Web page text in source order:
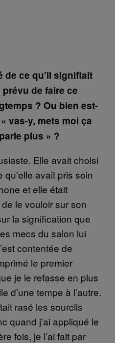
de ce qu’il signifiait
de faire ce
? Ou bien est-
vas-y, mets moi ça
plus » ?
Elle avait choisi
avait pris soin
et elle était
le vouloir sur son
la signification que
mecs du salon lui
contentée de
le premier
je le refasse en plus
d’une tempe à l’autre.
rasé les sourcils
quand j’ai appliqué le
fois, je l’ai fait par